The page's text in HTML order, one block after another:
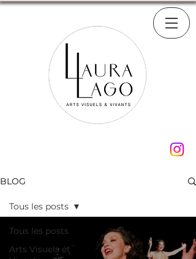
BLOG
Tous les posts
Arts Visuels et
Tous les posts